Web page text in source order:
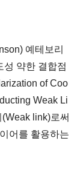
예테보리
성 약한 결합점
of Coo
Weak Li
(Weak link)로써
어를 활용하는